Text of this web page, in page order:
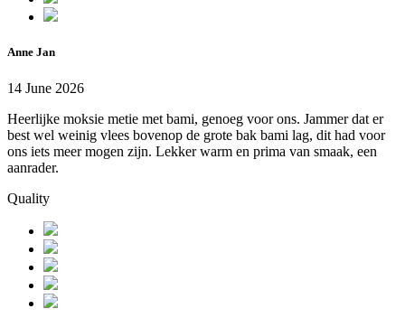
Anne Jan
14 June 2026
Heerlijke moksie metie met bami, genoeg voor ons. Jammer dat er
best wel weinig vlees bovenop de grote bak bami lag, dit had voor
ons iets meer mogen zijn. Lekker warm en prima van smaak, een
aanrader.
Quality